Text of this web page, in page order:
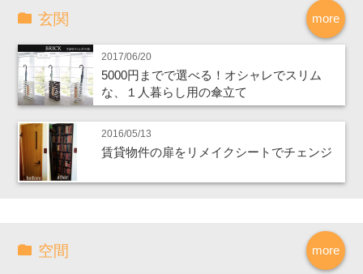
more
玄関
2017/06/20
5000円までで選べる！オシャレでスリム
な、１人暮らし用の傘立て
2016/05/13
賃貸物件の扉をリメイクシートでチェンジ
more
空間